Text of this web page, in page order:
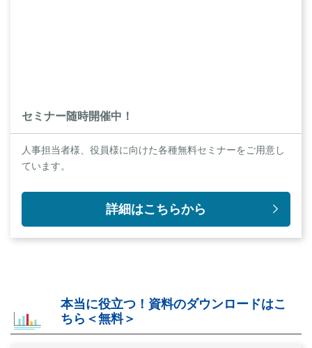
セミナー随時開催中！
人事担当者様、役員様に向けた各種無料セミナーをご用意し
ています。
詳細はこちらから
本当に役立つ！資料のダウンロードはこ
ちら＜無料＞